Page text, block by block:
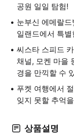
공원 일일 탐험!
눈부신 에메랄
일랜드에서 특
씨스타 스피드
채널, 모켄 마을
경을 만끽할 수
푸켓 여행에서
잊지 못할 추억
상품설명